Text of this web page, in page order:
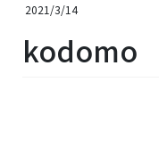
2021/3/14
kodomo